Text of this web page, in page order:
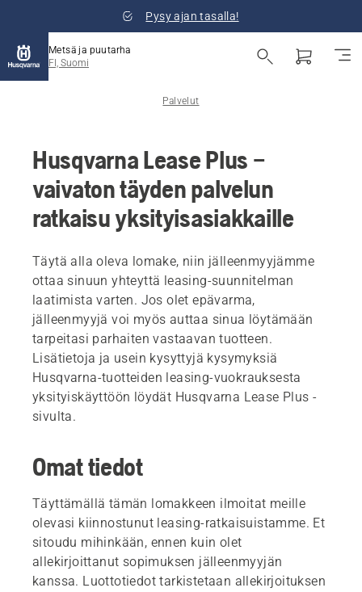
Pysy ajan tasalla!
Metsä ja puutarha
FI, Suomi
Palvelut
Husqvarna Lease Plus –
vaivaton täyden palvelun
ratkaisu yksityisasiakkaille
Täytä alla oleva lomake, niin jälleenmyyjämme
ottaa sinuun yhteyttä leasing-suunnitelman
laatimista varten. Jos olet epävarma,
jälleenmyyjä voi myös auttaa sinua löytämään
tarpeitasi parhaiten vastaavan tuotteen.
Lisätietoja ja usein kysyttyjä kysymyksiä
Husqvarna-tuotteiden leasing-vuokrauksesta
yksityiskäyttöön löydät Husqvarna Lease Plus -
sivulta.
Omat tiedot
Täyttämällä tämän lomakkeen ilmoitat meille
olevasi kiinnostunut leasing-ratkaisuistamme. Et
sitoudu mihinkään, ennen kuin olet
allekirjoittanut sopimuksen jälleenmyyjän
kanssa. Luottotiedot tarkistetaan allekirjoituksen